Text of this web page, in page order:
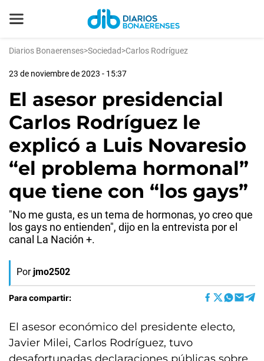
Diarios Bonaerenses>Sociedad>Carlos Rodríguez
23 de noviembre de 2023 - 15:37
El asesor presidencial
Carlos Rodríguez le
explicó a Luis Novaresio
“el problema hormonal”
que tiene con “los gays”
"No me gusta, es un tema de hormonas, yo creo que
los gays no entienden", dijo en la entrevista por el
canal La Nación +.
Por jmo2502
Para compartir:
El asesor económico del presidente electo,
Javier Milei, Carlos Rodríguez, tuvo